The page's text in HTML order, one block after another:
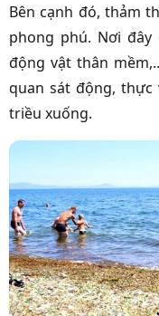
Bên cạnh đó, thảm
phong phú. Nơi
động vật thân
quan sát động,
triều xuống.